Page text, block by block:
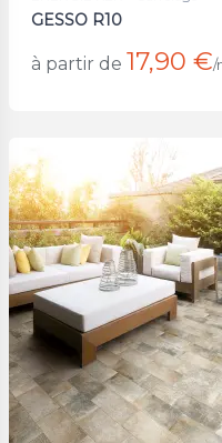
GESSO R10
à partir de 17,90 €/